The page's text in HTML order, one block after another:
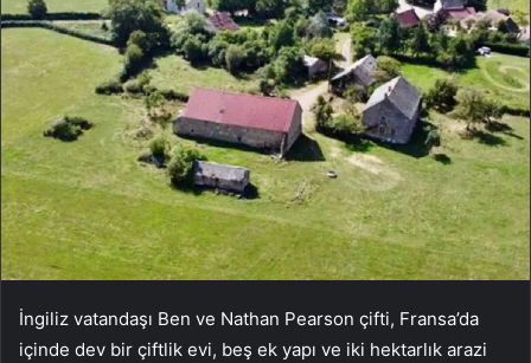
İngiliz vatandaşı Ben ve Nathan Pearson çifti, Fransa’da
içinde dev bir çiftlik evi, beş ek yapı ve iki hektarlık arazi